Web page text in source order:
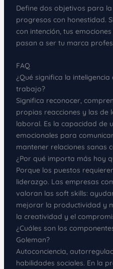
Define dos objetivos para
progresos con honestidad.
con intención, tus
pasan a ser tu marca
FAQ
¿Qué significa la
trabajo?
Significa reconocer,
propias reacciones y las de
laboral. Es la capacidad de
emocionales para
mantener relaciones sanas
¿Por qué importa más hoy
Porque los puestos
liderazgo. Las empresas
valoran las soft skills:
mejorar la productividad y
la creatividad y el
¿Cuáles son los
Goleman?
Autoconciencia,
habilidades sociales. En la